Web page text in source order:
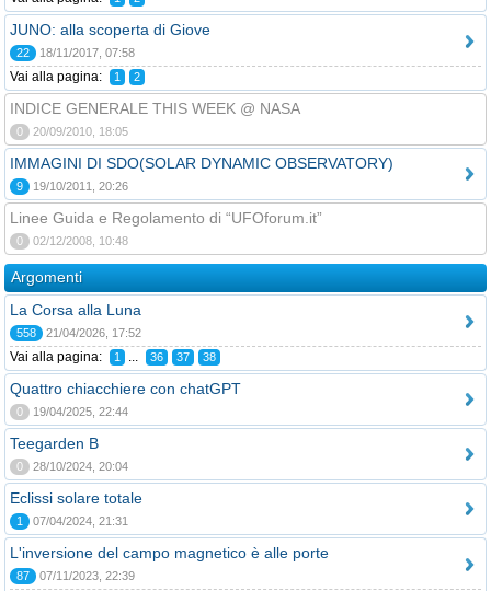
JUNO: alla scoperta di Giove
22 18/11/2017, 07:58
Vai alla pagina: 1 2
INDICE GENERALE THIS WEEK @ NASA
0 20/09/2010, 18:05
IMMAGINI DI SDO(SOLAR DYNAMIC OBSERVATORY)
9 19/10/2011, 20:26
Linee Guida e Regolamento di “UFOforum.it”
0 02/12/2008, 10:48
Argomenti
La Corsa alla Luna
558 21/04/2026, 17:52
Vai alla pagina: 1 ... 36 37 38
Quattro chiacchiere con chatGPT
0 19/04/2025, 22:44
Teegarden B
0 28/10/2024, 20:04
Eclissi solare totale
1 07/04/2024, 21:31
L'inversione del campo magnetico è alle porte
87 07/11/2023, 22:39